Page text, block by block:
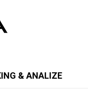
& ANALIZE